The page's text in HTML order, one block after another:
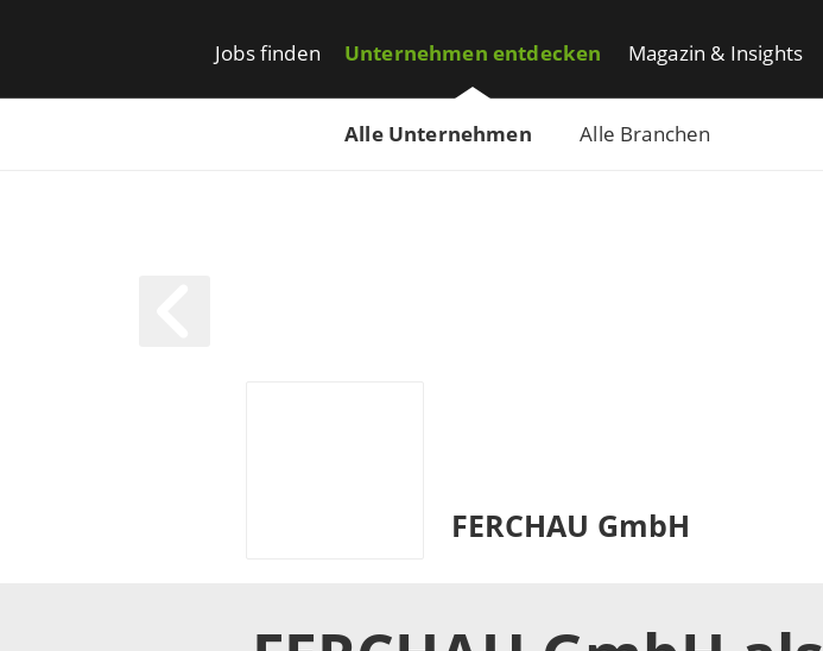
Jobs finden Unternehmen entdecken
Alle Unternehmen Alle Branchen
Magazin & Insights
FERCHAU GmbH